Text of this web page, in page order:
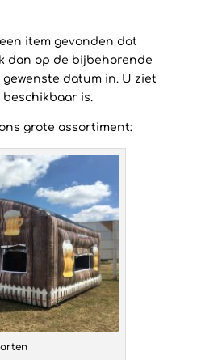
item gevonden dat
dan op de bijbehorende
datum in. U ziet
is.
grote assortiment: